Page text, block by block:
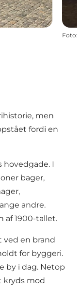
Foto:
men
fordi en
hovedgade. I
bager,
andre.
af 1900-tallet.
en brand
for byggeri.
by i dag. Netop
kryds mod